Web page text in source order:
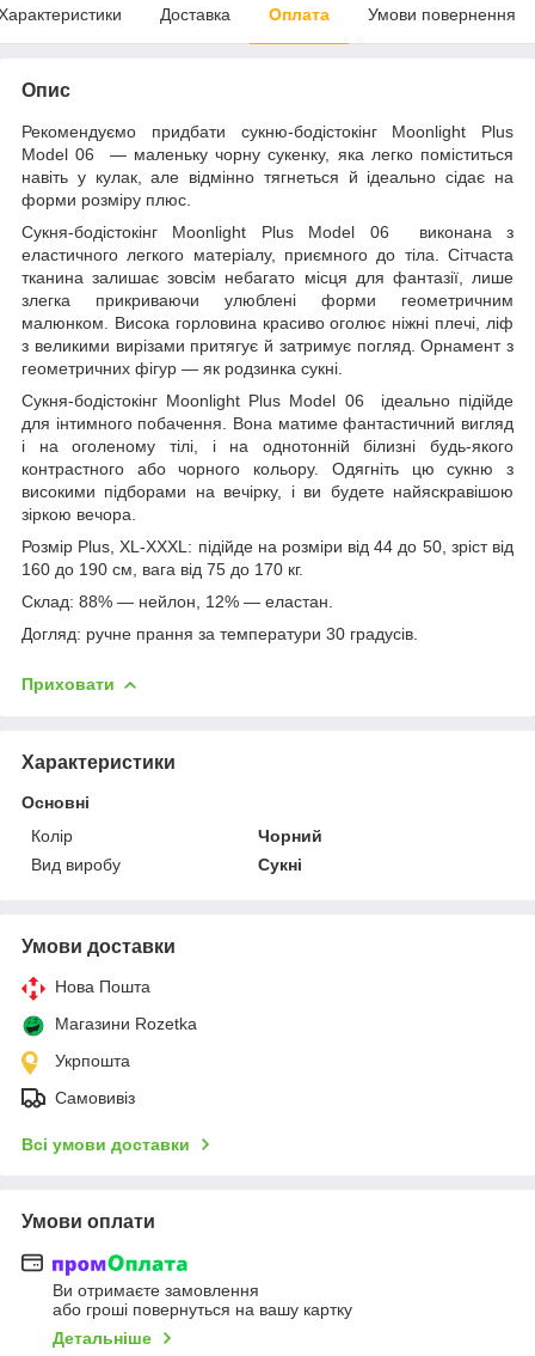
Доставка Оплата Умови повернення
Опис
Рекомендуємо придбати сукню-бодістокінг Moonlight Plus
Model 06 — маленьку чорну сукенку, яка легко поміститься
навіть у кулак, але відмінно тягнеться й ідеально сідає на
форми розміру плюс.
Сукня-бодістокінг Moonlight Plus Model 06 виконана з
еластичного легкого матеріалу, приємного до тіла. Сітчаста
тканина залишає зовсім небагато місця для фантазії, лише
злегка прикриваючи улюблені форми геометричним
малюнком. Висока горловина красиво оголює ніжні плечі, ліф
з великими вирізами притягує й затримує погляд. Орнамент з
геометричних фігур — як родзинка сукні.
Сукня-бодістокінг Moonlight Plus Model 06 ідеально підійде
для інтимного побачення. Вона матиме фантастичний вигляд
і на оголеному тілі, і на однотонній білизні будь-якого
контрастного або чорного кольору. Одягніть цю сукню з
високими підборами на вечірку, і ви будете найяскравішою
зіркою вечора.
Розмір Plus, XL-XXXL: підійде на розміри від 44 до 50, зріст від
160 до 190 см, вага від 75 до 170 кг.
Склад: 88% — нейлон, 12% — еластан.
Догляд: ручне прання за температури 30 градусів.
Приховати
Характеристики
Основні
Колір
Чорний
Вид виробу
Сукні
Умови доставки
Нова Пошта
Магазини Rozetka
Укрпошта
Самовивіз
Всі умови доставки
Умови оплати
Ви отримаєте замовлення
або гроші повернуться на вашу картку
Детальніше